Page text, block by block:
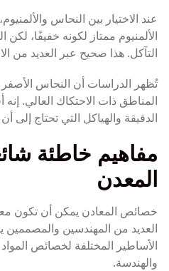
عند الاختيار بين النحاس
الألمنيوم ممتاز لكونه خفيفًا،
التآكل. هذا صحيح عبر العديد من
تُظهر الدراسات أن النحاس
المناطق ذات الاحتكاك العالي. إنه
الدقيقة والهياكل التي تحتاج إلى
مفاهيم خاطئة
المعدن
خصائص المعادن يمكن أن تكون
العديد من المهندسين والمصممين
الأساطير المختلفة لخصائص
والهندسة.